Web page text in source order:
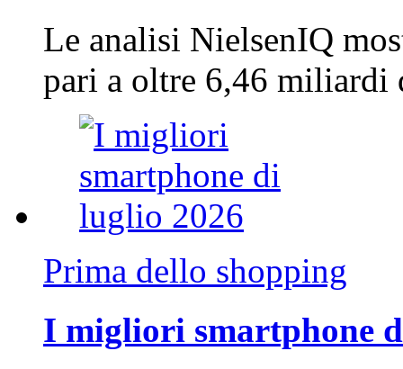
Le analisi NielsenIQ
pari a oltre 6,46
Prima dello shopping
I migliori smartphone